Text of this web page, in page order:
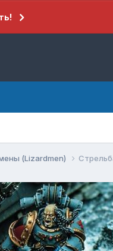
(Lizardmen)